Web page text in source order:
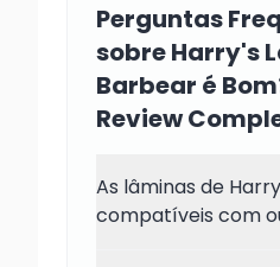
Perguntas
sobre Harry's
Barbear é
Review
As lâminas de
compatíveis com